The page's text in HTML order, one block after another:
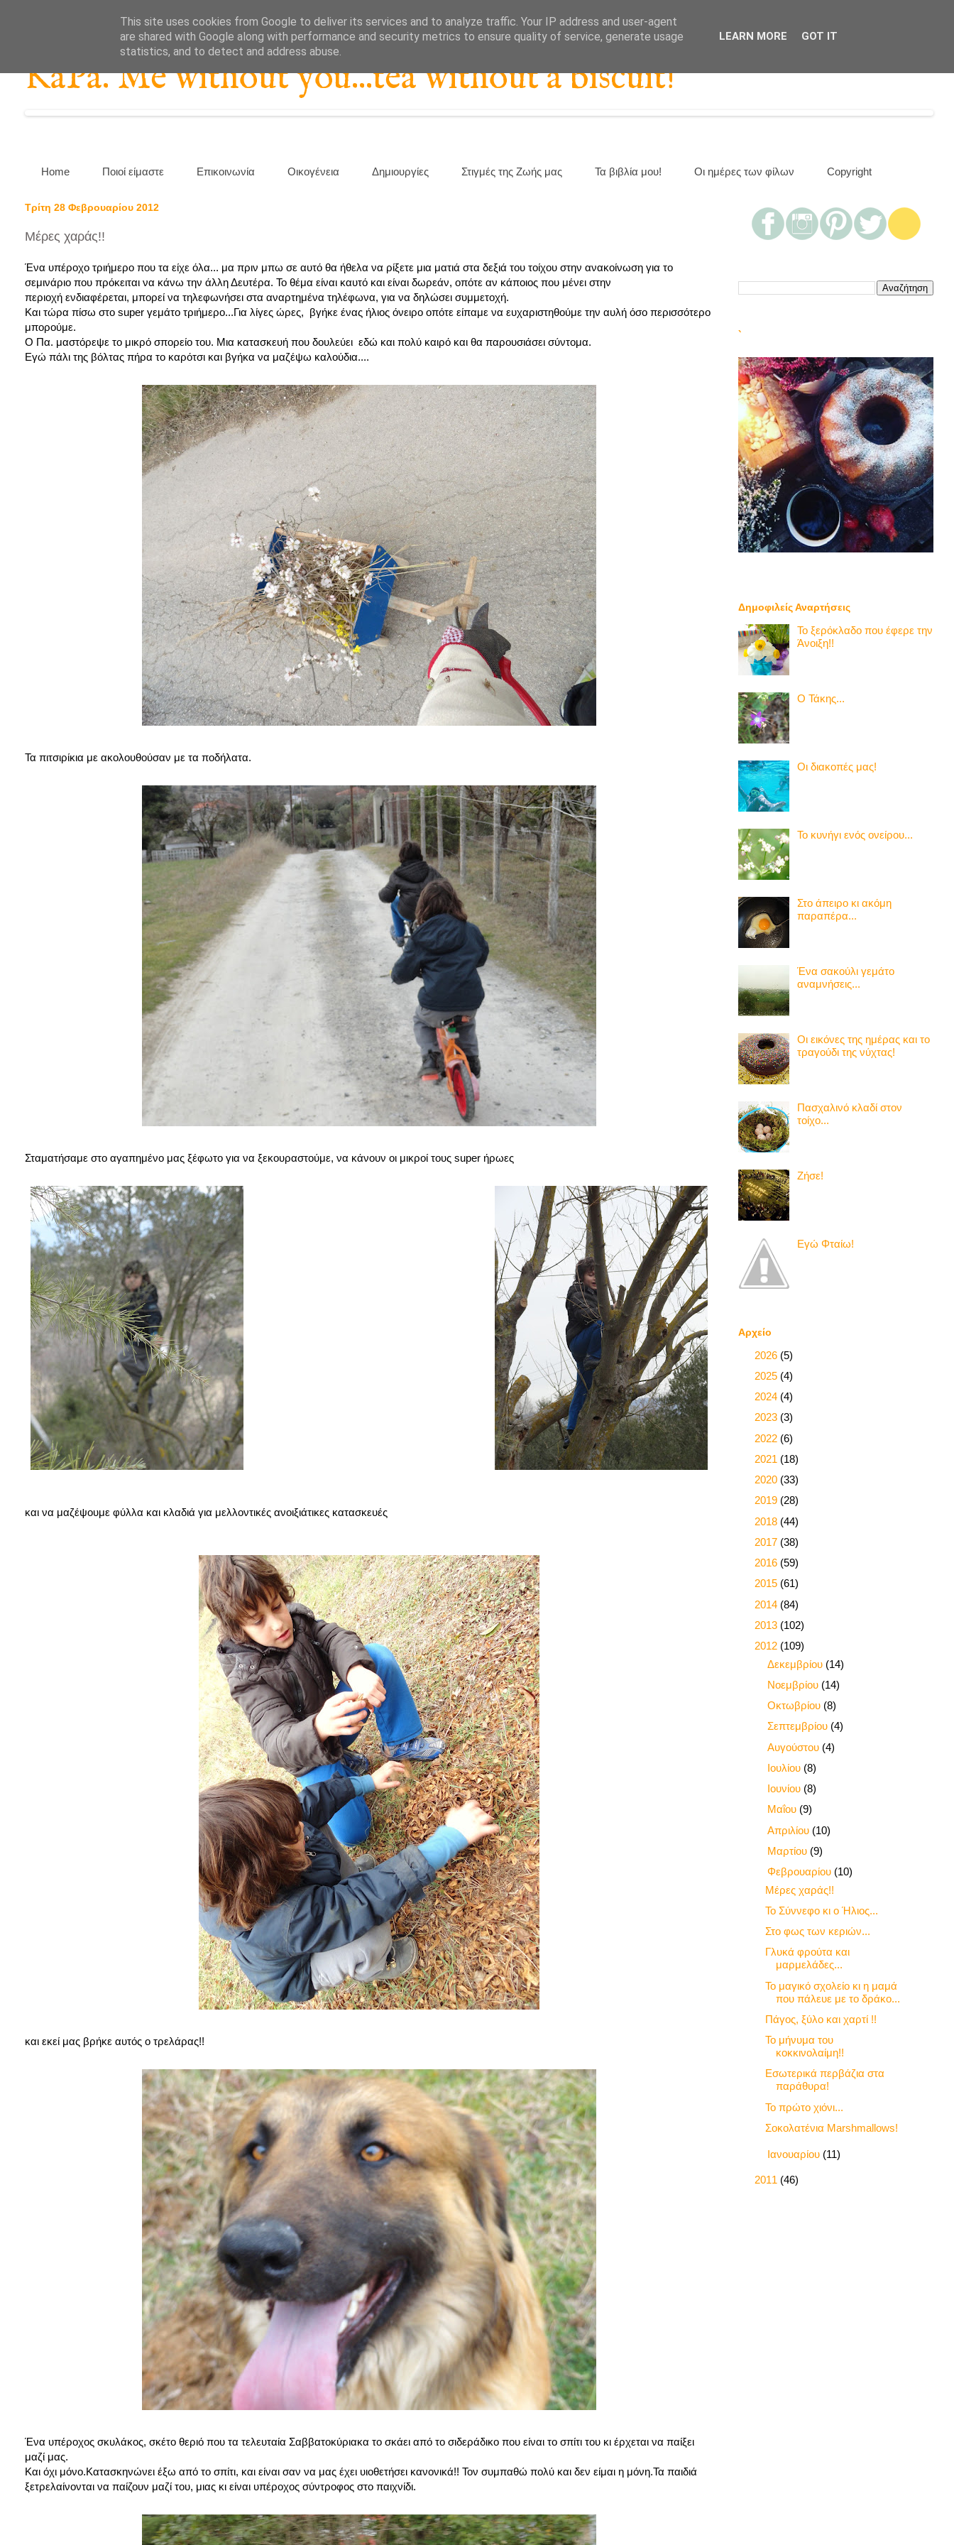
KaPa. Me without you...tea without a biscuit!
Home Ποιοί είμαστε Επικοινωνία Οικογένεια Δημιουργίες Στιγμές της Ζωής μας Τα βιβλία μου! Οι ημέρες των φίλων Copyright
Τρίτη 28 Φεβρουαρίου 2012
Μέρες χαράς!!
Ένα υπέροχο τριήμερο που τα είχε όλα... μα πριν μπω σε αυτό θα ήθελα να ρίξετε μια ματιά στα δεξιά του τοίχου στην ανακοίνωση για το
σεμινάριο που πρόκειται να κάνω την άλλη Δευτέρα. Το θέμα είναι καυτό και είναι δωρεάν, οπότε αν κάποιος που μένει στην
περιοχή ενδιαφέρεται, μπορεί να τηλεφωνήσει στα αναρτημένα τηλέφωνα, για να δηλώσει συμμετοχή.
Και τώρα πίσω στο super γεμάτο τριήμερο...Για λίγες ώρες, βγήκε ένας ήλιος όνειρο οπότε είπαμε να ευχαριστηθούμε την αυλή όσο περισσότερο
μπορούμε.
Ο Πα. μαστόρεψε το μικρό σπορείο του. Μια κατασκευή που δουλεύει εδώ και πολύ καιρό και θα παρουσιάσει σύντομα.
Εγώ πάλι της βόλτας πήρα το καρότσι και βγήκα να μαζέψω καλούδια....
Τα πιτσιρίκια με ακολουθούσαν με τα ποδήλατα.
Σταματήσαμε στο αγαπημένο μας ξέφωτο για να ξεκουραστούμε, να κάνουν οι μικροί τους super ήρωες
και να μαζέψουμε φύλλα και κλαδιά για μελλοντικές ανοιξιάτικες κατασκευές
και εκεί μας βρήκε αυτός ο τρελάρας!!
Ένα υπέροχος σκυλάκος, σκέτο θεριό που τα τελευταία Σαββατοκύριακα το σκάει από το σιδεράδικο που είναι το σπίτι του κι έρχεται να παίξει
μαζί μας.
Και όχι μόνο.Κατασκηνώνει έξω από το σπίτι, και είναι σαν να μας έχει υιοθετήσει κανονικά!! Τον συμπαθώ πολύ και δεν είμαι η μόνη.Τα παιδιά
ξετρελαίνονται να παίζουν μαζί του, μιας κι είναι υπέροχος σύντροφος στο παιχνίδι.
`
Δημοφιλείς Αναρτήσεις
Το ξερόκλαδο που έφερε την
Άνοιξη!!
Ο Τάκης...
Οι διακοπές μας!
Το κυνήγι ενός ονείρου...
Στο άπειρο κι ακόμη
παραπέρα...
Ένα σακούλι γεμάτο
αναμνήσεις...
Οι εικόνες της ημέρας και το
τραγούδι της νύχτας!
Πασχαλινό κλαδί στον
τοίχο...
Ζήσε!
Εγώ Φταίω!
Αρχείο
2026 (5)
2025 (4)
2024 (4)
2023 (3)
2022 (6)
2021 (18)
2020 (33)
2019 (28)
2018 (44)
2017 (38)
2016 (59)
2015 (61)
2014 (84)
2013 (102)
2012 (109)
Δεκεμβρίου (14)
Νοεμβρίου (14)
Οκτωβρίου (8)
Σεπτεμβρίου (4)
Αυγούστου (4)
Ιουλίου (8)
Ιουνίου (8)
Μαΐου (9)
Απριλίου (10)
Μαρτίου (9)
Φεβρουαρίου (10)
Μέρες χαράς!!
Το Σύννεφο κι ο Ήλιος...
Στο φως των κεριών...
Γλυκά φρούτα και
μαρμελάδες...
Το μαγικό σχολείο κι η μαμά
που πάλευε με το δράκο...
Πάγος, ξύλο και χαρτί !!
Το μήνυμα του
κοκκινολαίμη!!
Εσωτερικά περβάζια στα
παράθυρα!
Το πρώτο χιόνι...
Σοκολατένια Marshmallows!
Ιανουαρίου (11)
2011 (46)
This site uses cookies from Google to deliver its services and to analyze traffic. Your IP address and user-agent
are shared with Google along with performance and security metrics to ensure quality of service, generate usage
statistics, and to detect and address abuse.
LEARN MORE GOT IT